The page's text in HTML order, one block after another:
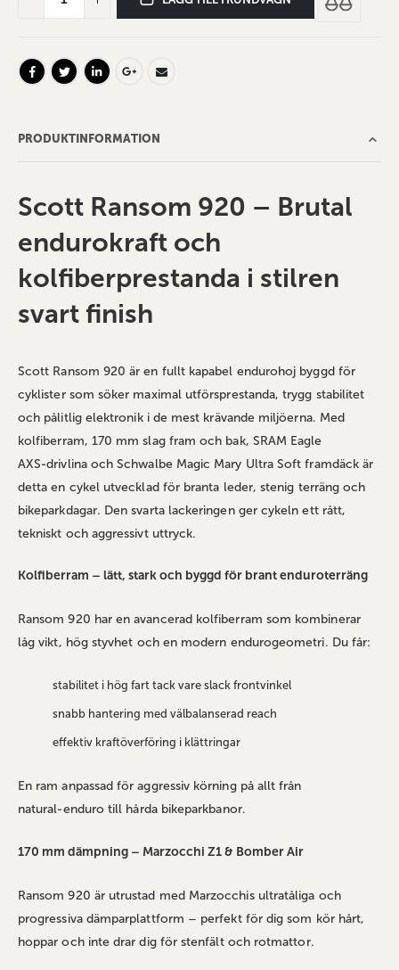
PRODUKTINFORMATION
Scott Ransom 920 – Brutal
endurokraft och
kolfiberprestanda i stilren
svart finish
Scott Ransom 920 är en fullt kapabel endurohoj byggd för
cyklister som söker maximal utförsprestanda, trygg stabilitet
och pålitlig elektronik i de mest krävande miljöerna. Med
kolfiberram, 170 mm slag fram och bak, SRAM Eagle
AXS‑drivlina och Schwalbe Magic Mary Ultra Soft framdäck är
detta en cykel utvecklad för branta leder, stenig terräng och
bikeparkdagar. Den svarta lackeringen ger cykeln ett rått,
tekniskt och aggressivt uttryck.
Kolfiberram – lätt, stark och byggd för brant enduroterräng
Ransom 920 har en avancerad kolfiberram som kombinerar
låg vikt, hög styvhet och en modern endurogeometri. Du får:
stabilitet i hög fart tack vare slack frontvinkel
snabb hantering med välbalanserad reach
effektiv kraftöverföring i klättringar
En ram anpassad för aggressiv körning på allt från
natural‑enduro till hårda bikeparkbanor.
170 mm dämpning – Marzocchi Z1 & Bomber Air
Ransom 920 är utrustad med Marzocchis ultratåliga och
progressiva dämparplattform – perfekt för dig som kör hårt,
hoppar och inte drar dig för stenfält och rotmattor.